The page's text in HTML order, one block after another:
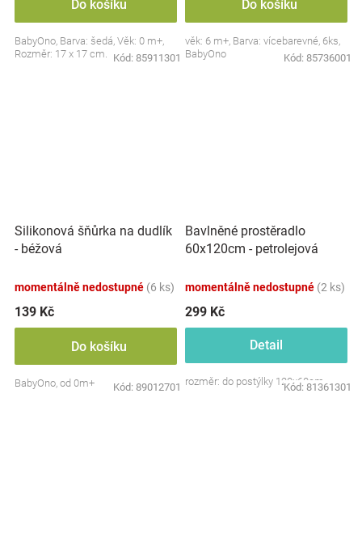
Do košíku
BabyOno, Barva: šedá, Věk: 0 m+,
Rozměr: 17 x 17 cm.
Kód: 85911301
Do košíku
věk: 6 m+, Barva: vícebarevné, 6ks,
BabyOno
Kód: 85736001
Silikonová šňůrka na dudlík
- béžová
momentálně nedostupné (6 ks)
139 Kč
Do košíku
BabyOno, od 0m+ Kód: 89012701
Bavlněné prostěradlo
60x120cm - petrolejová
momentálně nedostupné (2 ks)
299 Kč
Detail
rozměr: do postýlky 120x60cm
Kód: 81361301